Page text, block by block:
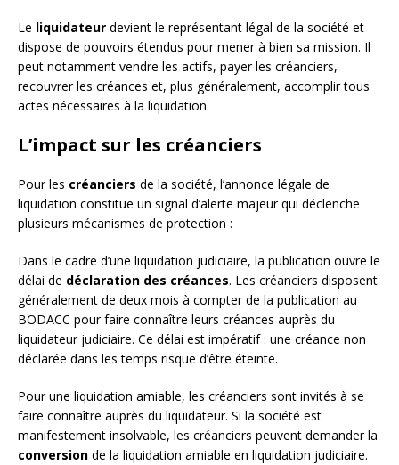
Le liquidateur devient le représentant légal de la société et
dispose de pouvoirs étendus pour mener à bien sa mission. Il
peut notamment vendre les actifs, payer les créanciers,
recouvrer les créances et, plus généralement, accomplir tous
actes nécessaires à la liquidation.
L’impact sur les créanciers
Pour les créanciers de la société, l’annonce légale de
liquidation constitue un signal d’alerte majeur qui déclenche
plusieurs mécanismes de protection :
Dans le cadre d’une liquidation judiciaire, la publication ouvre le
délai de déclaration des créances. Les créanciers disposent
généralement de deux mois à compter de la publication au
BODACC pour faire connaître leurs créances auprès du
liquidateur judiciaire. Ce délai est impératif : une créance non
déclarée dans les temps risque d’être éteinte.
Pour une liquidation amiable, les créanciers sont invités à se
faire connaître auprès du liquidateur. Si la société est
manifestement insolvable, les créanciers peuvent demander la
conversion de la liquidation amiable en liquidation judiciaire.